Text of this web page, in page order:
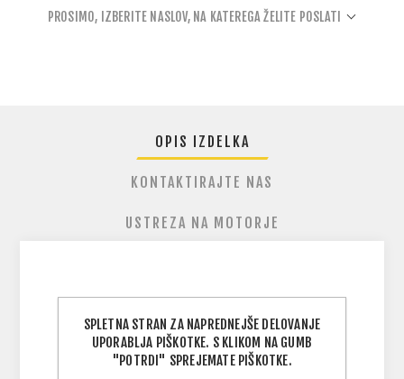
PROSIMO, IZBERITE NASLOV, NA KATEREGA ŽELITE POSLATI
OPIS IZDELKA
KONTAKTIRAJTE NAS
USTREZA NA MOTORJE
DOMINO Diamonte ročke so zasnovane za
voznike, ki želijo več kontrole, manj utrujenosti
in več udobja na dolgih moto in enduro vožnjah.
Njihova agresivna diamantno-jamasta tekstura
SPLETNA STRAN ZA NAPREDNEJŠE DELOVANJE
UPORABLJA PIŠKOTKE. S KLIKOM NA GUMB
"POTRDI" SPREJEMATE PIŠKOTKE.